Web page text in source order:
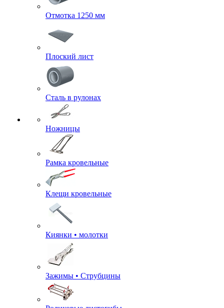
Отмотка 1250 мм
Плоский лист
Сталь в рулонах
Ножницы
Рамка кровельные
Клещи кровельные
Киянки • молотки
Зажимы • Струбцины